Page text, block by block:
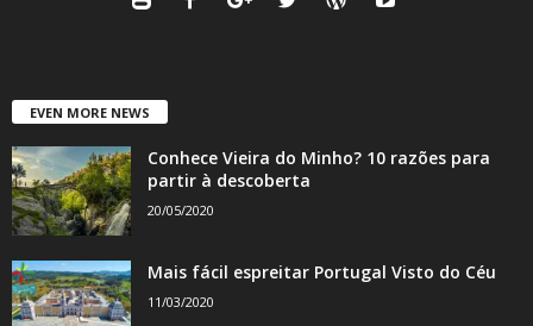
EVEN MORE NEWS
Conhece Vieira do Minho? 10 razões para
partir à descoberta
20/05/2020
Mais fácil espreitar Portugal Visto do Céu
11/03/2020